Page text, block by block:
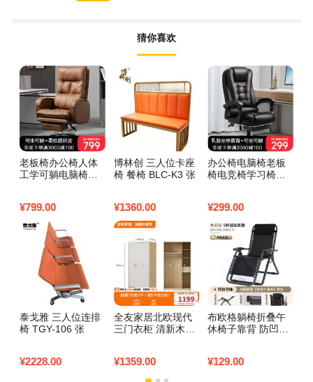
猜你喜欢
老板椅办公椅人体
工学可躺电脑椅子
椅 【琥珀色】耐磨
超迁皮+搁脚
¥799.00
博林创 三人位卡座
椅 餐椅 BLC-K3 张
¥1360.00
办公椅电脑椅老板
椅电竞椅学习椅子
【尼龙脚】黑色+乳
胶坐垫 靠背
¥299.00
泰戈雅 三人位连排
椅 TGY-106 张
¥2228.00
全友家居北欧现代
三门衣柜 清新木纹
木木纹A款】三门衣
¥1359.00
布欧格躺椅折叠午
休椅子靠背 防凹牛
¥129.00